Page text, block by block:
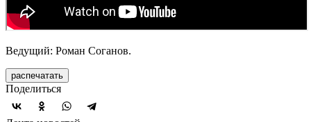
Ведущий: Роман Соганов.
распечатать
Поделиться